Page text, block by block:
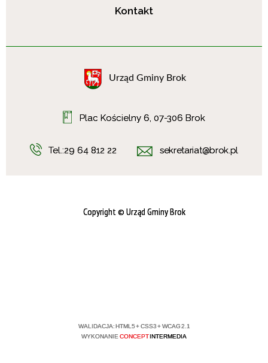
Kontakt
Urząd Gminy Brok
Plac Kościelny 6, 07-306 Brok
Tel.:29 64 812 22 sekretariat@brok.pl
Copyright© Urząd Gminy Brok
WALIDACJA:HTML5+CSS3+WCAG 2.1
WYKONANIECONCEPTINTERMEDIA